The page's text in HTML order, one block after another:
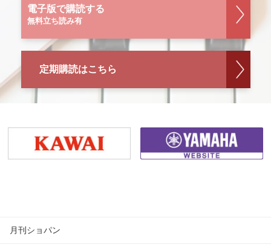
電子版で購読する
無料立ち読み有
定期購読はこちら
月刊ショパン